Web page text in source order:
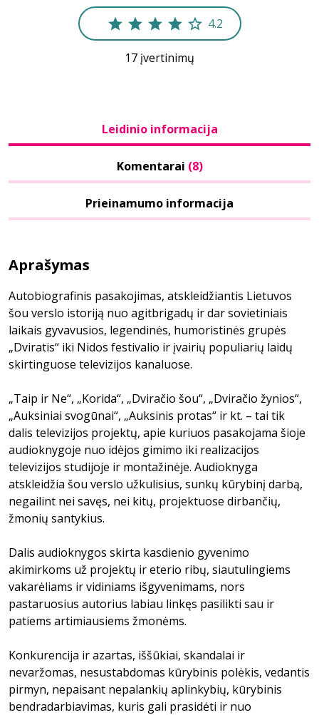
4.2
17 įvertinimų
Leidinio informacija
Komentarai (8)
Prieinamumo informacija
Aprašymas
Autobiografinis pasakojimas, atskleidžiantis Lietuvos
šou verslo istoriją nuo agitbrigadų ir dar sovietiniais
laikais gyvavusios, legendinės, humoristinės grupės
„Dviratis“ iki Nidos festivalio ir įvairių populiarių laidų
skirtinguose televizijos kanaluose.
„Taip ir Ne“, „Korida“, „Dviračio šou“, „Dviračio žynios“,
„Auksiniai svogūnai“, „Auksinis protas“ ir kt. – tai tik
dalis televizijos projektų, apie kuriuos pasakojama šioje
audioknygoje nuo idėjos gimimo iki realizacijos
televizijos studijoje ir montažinėje. Audioknyga
atskleidžia šou verslo užkulisius, sunkų kūrybinį darbą,
negailint nei savęs, nei kitų, projektuose dirbančių,
žmonių santykius.
Dalis audioknygos skirta kasdienio gyvenimo
akimirkoms už projektų ir eterio ribų, siautulingiems
vakarėliams ir vidiniams išgyvenimams, nors
pastaruosius autorius labiau linkęs pasilikti sau ir
patiems artimiausiems žmonėms.
Konkurencija ir azartas, iššūkiai, skandalai ir
nevaržomas, nesustabdomas kūrybinis polėkis, vedantis
pirmyn, nepaisant nepalankių aplinkybių, kūrybinis
bendradarbiavimas, kuris gali prasidėti ir nuo